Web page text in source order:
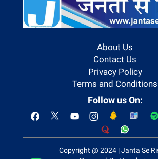
About Us
Contact Us
Privacy Policy
Terms and Conditions
Follow us On:
Copyright @ 2024 | Janta Se